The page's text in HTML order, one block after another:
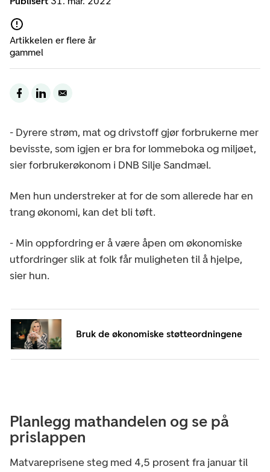
Artikkelen er flere år
gammel
- Dyrere strøm, mat og drivstoff gjør forbrukerne mer
bevisste, som igjen er bra for lommeboka og miljøet,
sier forbrukerøkonom i DNB Silje Sandmæl.
Men hun understreker at for de som allerede har en
trang økonomi, kan det bli tøft.
- Min oppfordring er å være åpen om økonomiske
utfordringer slik at folk får muligheten til å hjelpe,
sier hun.
Bruk de økonomiske støtteordningene
Planlegg mathandelen og se på
prislappen
Matvareprisene steg med 4,5 prosent fra januar til